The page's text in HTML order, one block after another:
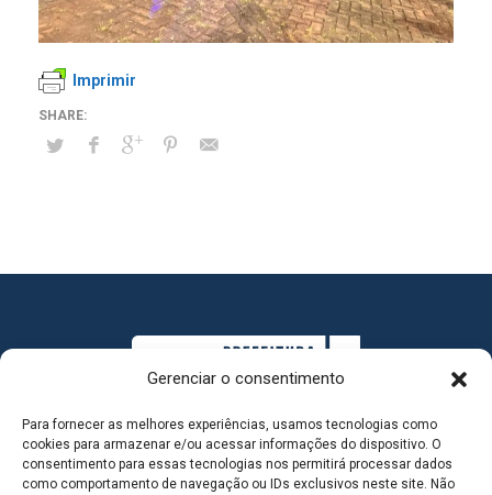
Gerenciar o consentimento
Para fornecer as melhores experiências, usamos tecnologias como
cookies para armazenar e/ou acessar informações do dispositivo. O
consentimento para essas tecnologias nos permitirá processar dados
como comportamento de navegação ou IDs exclusivos neste site. Não
Imprimir